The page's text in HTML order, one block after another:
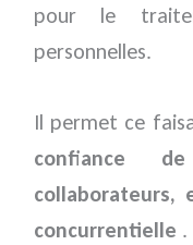
pour le
personnelles.
Il permet ce
confiance
collaborateurs,
concurrentielle .